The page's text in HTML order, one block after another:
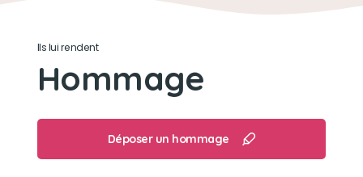
Aucun
Son loisir préféré
Ils lui rendent
Hommage
Déposer un hommage